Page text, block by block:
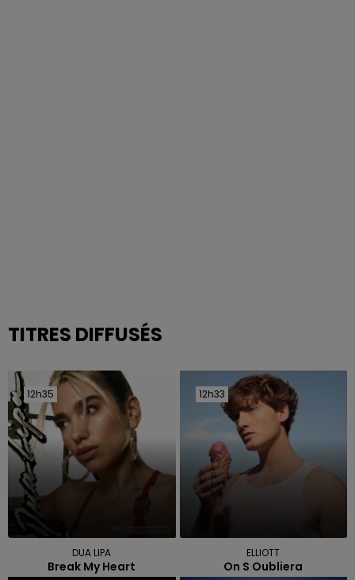
TITRES DIFFUSÉS
12h35
12h35
DUA LIPA
Break My Heart
12h33
12h33
ELLIOTT
On S Oubliera